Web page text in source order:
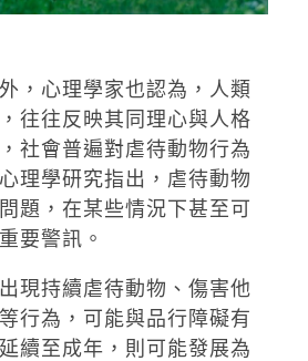
，心理學家也認為，人類
往往反映其同理心與人格
社會普遍對虐待動物行為
理學研究指出，虐待動物
題，在某些情況下甚至可
要警訊。
現持續虐待動物、傷害他
行為，可能與品行障礙有
續至成年，則可能發展為